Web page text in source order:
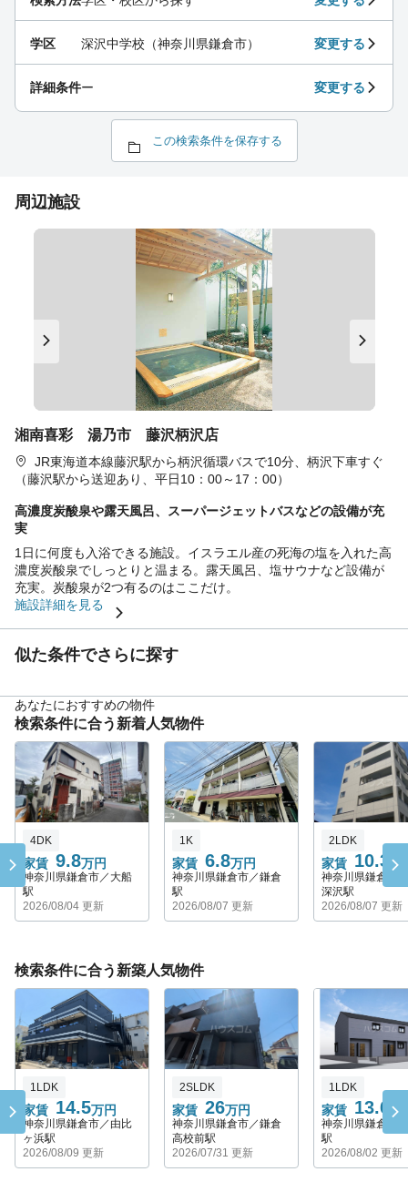
学区 深沢中学校（神奈川県鎌倉市） 変更する
詳細条件ー 変更する
この検索条件を保存する
周辺施設
湘南喜彩 湯乃市 藤沢柄沢店
JR東海道本線藤沢駅から柄沢循環バスで10分、柄沢下車すぐ
（藤沢駅から送迎あり、平日10：00～17：00）
高濃度炭酸泉や露天風呂、スーパージェットバスなどの設備が充
実
1日に何度も入浴できる施設。イスラエル産の死海の塩を入れた高
濃度炭酸泉でしっとりと温まる。露天風呂、塩サウナなど設備が
充実。炭酸泉が2つ有るのはここだけ。
施設詳細を見る
似た条件でさらに探す
あなたにおすすめの物件
検索条件に合う新着人気物件
4DK
家賃 9.8万円
神奈川県鎌倉市／大船
駅
2026/08/04 更新
1K
家賃 6.8万円
神奈川県鎌倉市／鎌倉
駅
2026/08/07 更新
2LDK
家賃 10.3 万
神奈川県鎌倉市
深沢駅
2026/08/07 更新
検索条件に合う新築人気物件
1LDK
家賃 14.5万円
神奈川県鎌倉市／由比
ヶ浜駅
2026/08/09 更新
2SLDK
家賃 26万円
神奈川県鎌倉市／鎌倉
高校前駅
2026/07/31 更新
1LDK
家賃 13.6 万
神奈川県鎌倉市
駅
2026/08/02 更新